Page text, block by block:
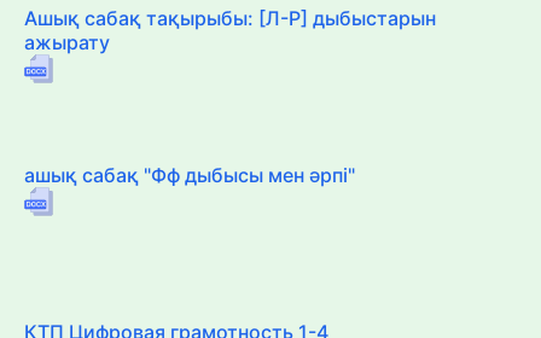
Ашық сабақ тақырыбы: [Л-Р] дыбыстарын
ажырату
ашық сабақ "Фф дыбысы мен әрпі"
КТП Цифровая грамотность 1-4